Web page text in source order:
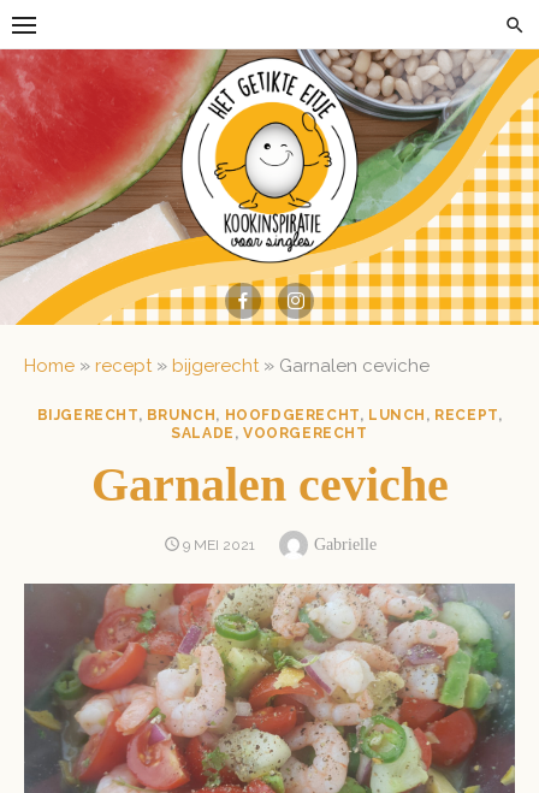
Skip
to
content
Home » recept» bijgerecht» Garnalen ceviche
BIJGERECHT, BRUNCH , HOOFDGERECHT, LUNCH , RECEPT,
SALADE ,VOORGERECHT
Garnalen ceviche
POSTED
9 MEI 2021 Author
Gabrielle